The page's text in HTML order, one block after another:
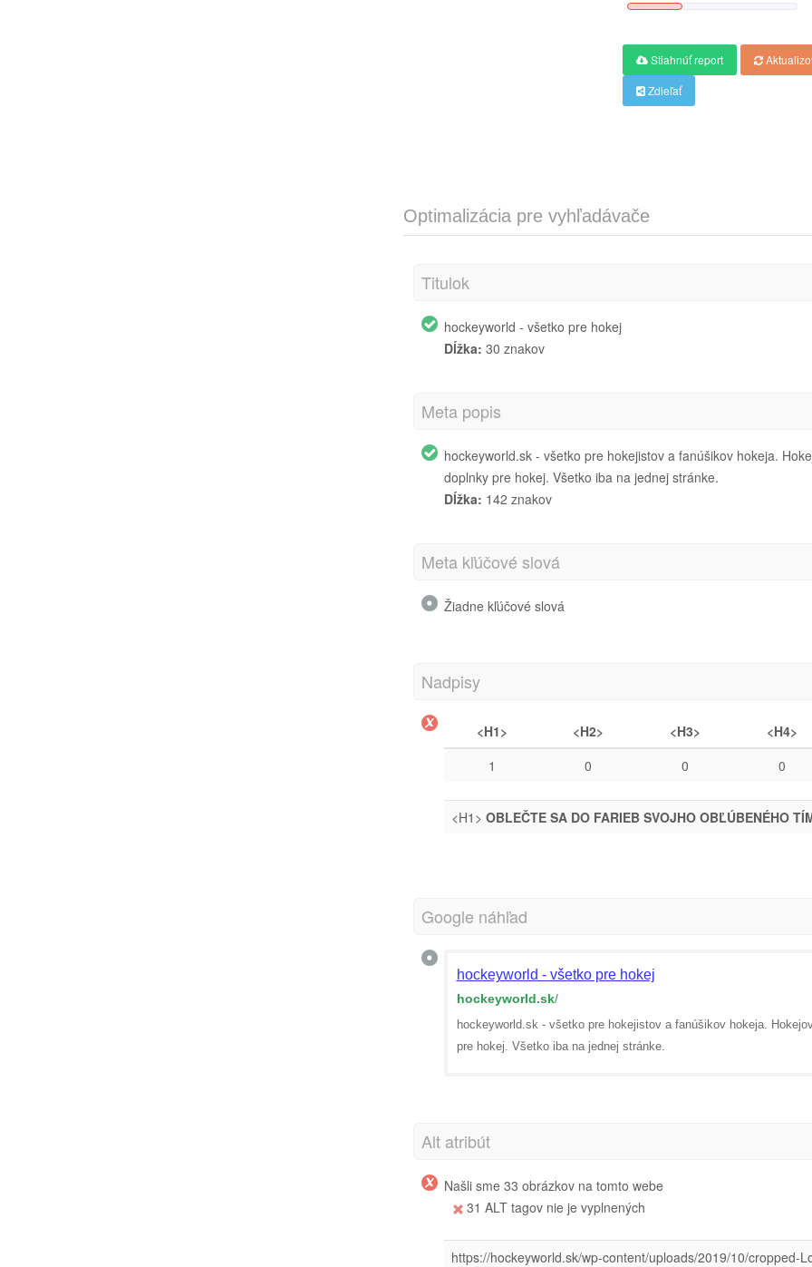
Stiahnúť report
Zdieľať
Optimalizácia pre vyhľadávače
Titulok
hockeyworld - všetko pre hokej
Dĺžka: 30 znakov
Meta popis
hockeyworld.sk - všetko pre hokejistov a fanúšikov hokeja.
doplnky pre hokej. Všetko iba na jednej stránke.
Dĺžka: 142 znakov
Meta kľúčové slová
Žiadne kľúčové slová
Nadpisy
<H1> <H2> <H3> <H4>
1
0 0 0
<H1> OBLEČTE SA DO FARIEB SVOJHO OBĽÚBENÉHO
Google náhľad
hockeyworld - všetko pre hokej
hockeyworld.sk/
hockeyworld.sk - všetko pre hokejistov a fanúšikov hokeja.
pre hokej. Všetko iba na jednej stránke.
Alt atribút
Našli sme 33 obrázkov na tomto webe
31 ALT tagov nie je vyplnených
https://hockeyworld.sk/wp-content/uploads/2019/10/cropped-